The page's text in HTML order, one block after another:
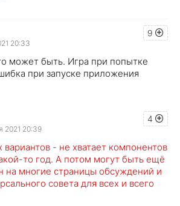
9
20:33
может быть. Игра при попытке
при запуске приложения
4
2021 20:39
вариантов - не хватает компонентов
то год. А потом могут быть ещё
на многие страницы обсуждений и
совета для всех и всего